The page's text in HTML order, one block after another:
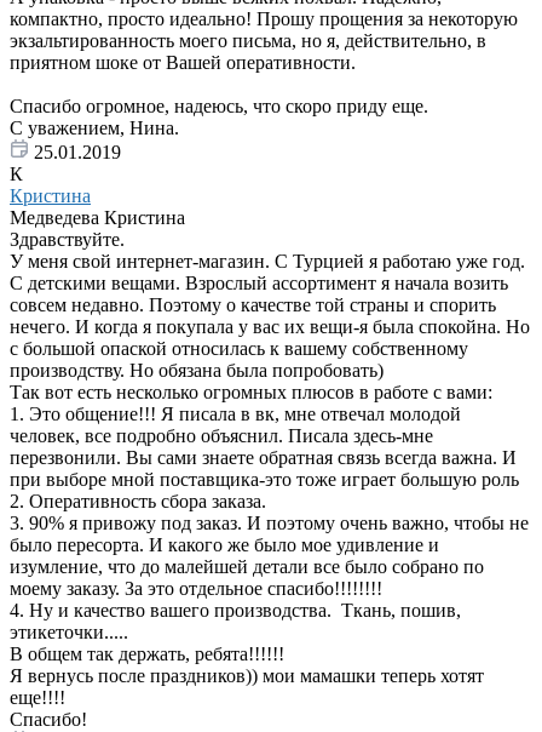
компактно, просто идеально! Прошу прощения за некоторую
экзальтированность моего письма, но я, действительно, в
приятном шоке от Вашей оперативности.
Спасибо огромное, надеюсь, что скоро приду еще.
С уважением, Нина.
25.01.2019
К
Кристина
Медведева Кристина
Здравствуйте.
У меня свой интернет-магазин. С Турцией я работаю уже год.
С детскими вещами. Взрослый ассортимент я начала возить
совсем недавно. Поэтому о качестве той страны и спорить
нечего. И когда я покупала у вас их вещи-я была спокойна. Но
с большой опаской относилась к вашему собственному
производству. Но обязана была попробовать)
Так вот есть несколько огромных плюсов в работе с вами:
1. Это общение!!! Я писала в вк, мне отвечал молодой
человек, все подробно объяснил. Писала здесь-мне
перезвонили. Вы сами знаете обратная связь всегда важна. И
при выборе мной поставщика-это тоже играет большую роль
2. Оперативность сбора заказа.
3. 90% я привожу под заказ. И поэтому очень важно, чтобы не
было пересорта. И какого же было мое удивление и
изумление, что до малейшей детали все было собрано по
моему заказу. За это отдельное спасибо!!!!!!!!
4. Ну и качество вашего производства. Ткань, пошив,
этикеточки.....
В общем так держать, ребята!!!!!!
Я вернусь после праздников)) мои мамашки теперь хотят
еще!!!!
Спасибо!